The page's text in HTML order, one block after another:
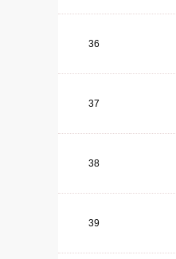
36
37
38
39